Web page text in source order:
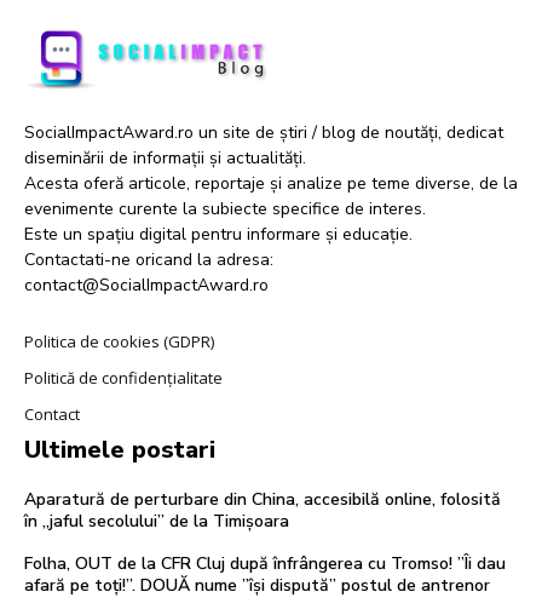
SocialImpactAward.ro un site de știri / blog de noutăți, dedicat
diseminării de informații și actualități.
Acesta oferă articole, reportaje și analize pe teme diverse, de la
evenimente curente la subiecte specifice de interes.
Este un spațiu digital pentru informare și educație.
Contactati-ne oricand la adresa:
contact@SocialImpactAward.ro
Politica de cookies (GDPR)
Politică de confidențialitate
Contact
Ultimele postari
Aparatură de perturbare din China, accesibilă online, folosită
în „jaful secolului” de la Timișoara
Folha, OUT de la CFR Cluj după înfrângerea cu Tromso! ”Îi dau
afară pe toți!”. DOUĂ nume ”își dispută” postul de antrenor